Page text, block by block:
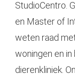
StudioCentro.
en Master of
weten raad
woningen en in
dierenkliniek.